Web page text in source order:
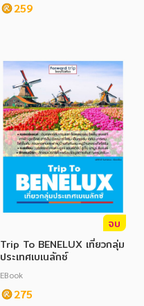
259
จบ
Trip To BENELUX เที่ยวกลุ่ม
ประเทศเบเนลักซ์
EBook
275